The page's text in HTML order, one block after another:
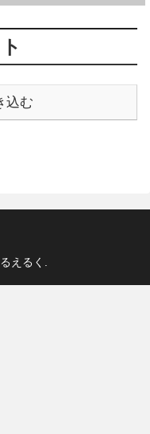
込む
えるく.